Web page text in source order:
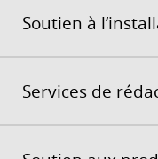
Soutien à
Services de